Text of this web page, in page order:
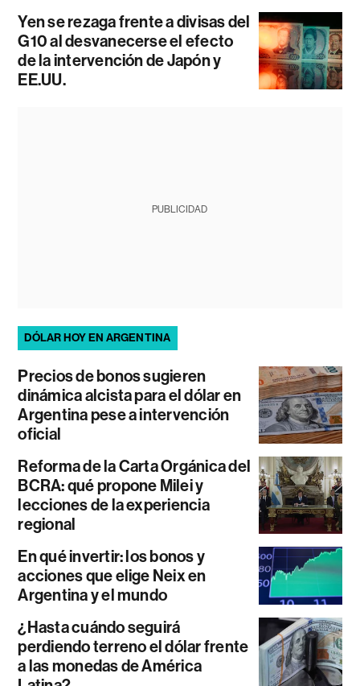
Yen se rezaga frente a divisas del
G10 al desvanecerse el efecto
de la intervención de Japón y
EE.UU.
PUBLICIDAD
DÓLAR HOY EN ARGENTINA
Precios de bonos sugieren
dinámica alcista para el dólar en
Argentina pese a intervención
oficial
Reforma de la Carta Orgánica del
BCRA: qué propone Milei y
lecciones de la experiencia
regional
En qué invertir: los bonos y
acciones que elige Neix en
Argentina y el mundo
¿Hasta cuándo seguirá
perdiendo terreno el dólar frente
a las monedas de América